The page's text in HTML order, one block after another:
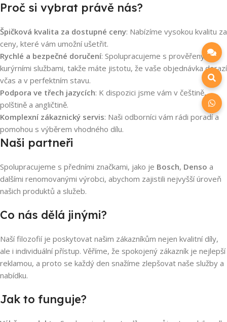
Proč si vybrat právě nás?
Špičková kvalita za dostupné ceny: Nabízíme vysokou kvalitu za
ceny, které vám umožní ušetřit.
Rychlé a bezpečné doručení: Spolupracujeme s prověřenými
kurýrními službami, takže máte jistotu, že vaše objednávka dorazí
včas a v perfektním stavu.
Podpora ve třech jazycích: K dispozici jsme vám v češtině,
polštině a angličtině.
Komplexní zákaznický servis: Naši odborníci vám rádi poradí a
pomohou s výběrem vhodného dílu.
Naši partneři
Spolupracujeme s předními značkami, jako je Bosch, Denso a
dalšími renomovanými výrobci, abychom zajistili nejvyšší úroveň
našich produktů a služeb.
Co nás dělá jinými?
Naší filozofií je poskytovat našim zákazníkům nejen kvalitní díly,
ale i individuální přístup. Věříme, že spokojený zákazník je nejlepší
reklamou, a proto se každý den snažíme zlepšovat naše služby a
nabídku.
Jak to funguje?